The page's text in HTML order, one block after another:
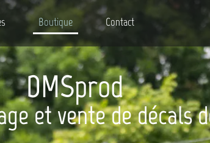
Boutique Contact
DMSprod
et vente de décals